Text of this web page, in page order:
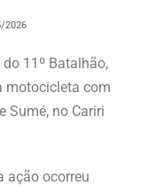
2026
11º Batalhão,
motocicleta com
Sumé, no Cariri
ação ocorreu